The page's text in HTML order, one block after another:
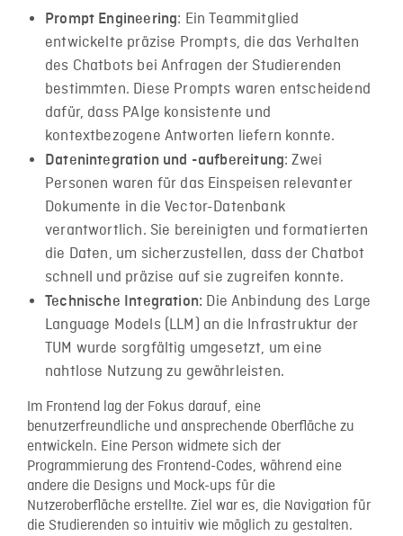
Prompt Engineering: Ein Teammitglied
entwickelte präzise Prompts, die das Verhalten
des Chatbots bei Anfragen der Studierenden
bestimmten. Diese Prompts waren entscheidend
dafür, dass PAIge konsistente und
kontextbezogene Antworten liefern konnte.
Datenintegration und -aufbereitung: Zwei
Personen waren für das Einspeisen relevanter
Dokumente in die Vector-Datenbank
verantwortlich. Sie bereinigten und formatierten
die Daten, um sicherzustellen, dass der Chatbot
schnell und präzise auf sie zugreifen konnte.
Technische Integration: Die Anbindung des Large
Language Models (LLM) an die Infrastruktur der
TUM wurde sorgfältig umgesetzt, um eine
nahtlose Nutzung zu gewährleisten.
Im Frontend lag der Fokus darauf, eine
benutzerfreundliche und ansprechende Oberfläche zu
entwickeln. Eine Person widmete sich der
Programmierung des Frontend-Codes, während eine
andere die Designs und Mock-ups für die
Nutzeroberfläche erstellte. Ziel war es, die Navigation für
die Studierenden so intuitiv wie möglich zu gestalten.